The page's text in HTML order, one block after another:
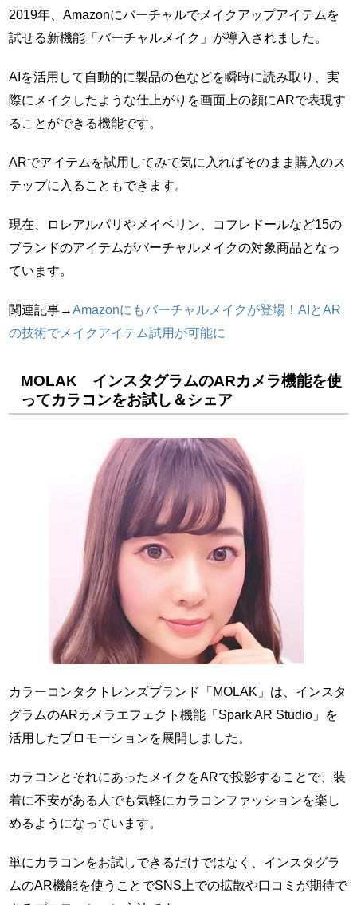
2019年、Amazonにバーチャルでメイクアップアイテムを
試せる新機能「バーチャルメイク」が導入されました。
AIを活用して自動的に製品の色などを瞬時に読み取り、実
際にメイクしたような仕上がりを画面上の顔にARで表現す
ることができる機能です。
ARでアイテムを試用してみて気に入ればそのまま購入のス
テップに入ることもできます。
現在、ロレアルパリやメイベリン、コフレドールなど15の
ブランドのアイテムがバーチャルメイクの対象商品となっ
ています。
関連記事→Amazonにもバーチャルメイクが登場！AIとAR
の技術でメイクアイテム試用が可能に
MOLAK インスタグラムのARカメラ機能を使
ってカラコンをお試し＆シェア
カラーコンタクトレンズブランド「MOLAK」は、インスタ
グラムのARカメラエフェクト機能「Spark AR Studio」を
活用したプロモーションを展開しました。
カラコンとそれにあったメイクをARで投影することで、装
着に不安がある人でも気軽にカラコンファッションを楽し
めるようになっています。
単にカラコンをお試しできるだけではなく、インスタグラ
ムのAR機能を使うことでSNS上での拡散や口コミが期待で